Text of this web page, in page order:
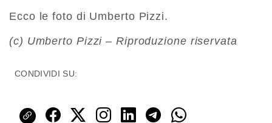
Ecco le foto di Umberto Pizzi.
(c) Umberto Pizzi – Riproduzione riservata
CONDIVIDI SU: